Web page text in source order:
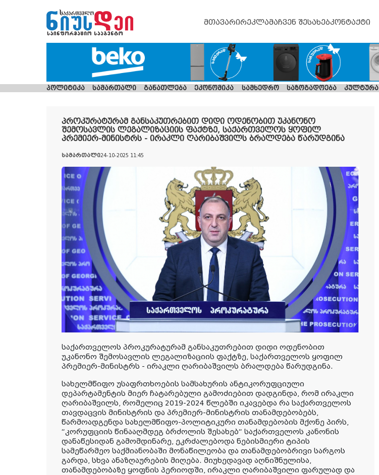
მთავარირეკლამაჩვენ შესახებკონტაქტი
პოლიტიკა სამართალი განათლება ეკონომიკა სამხედრო საზოგადოება კულტურა
პროკურატურამ განსაკუთრებით დიდი ოდენობით უკანონო
შემოსავლის ლეგალიზაციის ფაქტზე, საქართველოს ყოფილ
პრემიერ-მინისტრს - ირაკლი ღარიბაშვილს ბრალდება წარუდგინა
სამართალი24-10-2025 11:45
საქართველოს პროკურატურამ განსაკუთრებით დიდი ოდენობით
უკანონო შემოსავლის ლეგალიზაციის ფაქტზე, საქართველოს ყოფილ
პრემიერ-მინისტრს - ირაკლი ღარიბაშვილს ბრალდება წარუდგინა.
სახელმწიფო უსაფრთხოების სამსახურის ანტიკორუფციული
დეპარტამენტის მიერ ჩატარებული გამოძიებით დადგინდა, რომ ირაკლი
ღარიბაშვილს, რომელიც 2019-2024 წლებში იკავებდა რა საქართველოს
თავდაცვის მინისტრის და პრემიერ-მინისტრის თანამდებობებს,
წარმოადგენდა სახელმწიფო-პოლიტიკური თანამდებობის მქონე პირს,
“კორუფციის წინააღმდეგ ბრძოლის შესახებ“ საქართველოს კანონის
დანაწესიდან გამომდინარე, ეკრძალებოდა ნებისმიერი ტიპის
სამეწარმეო საქმიანობაში მონაწილეობა და თანამდებობრივი სარგოს
გარდა, სხვა ანაზღაურების მიღება. მიუხედავად აღნიშნულისა,
თანამდებობაზე ყოფნის პერიოდში, ირაკლი ღარიბაშვილი ფარულად და